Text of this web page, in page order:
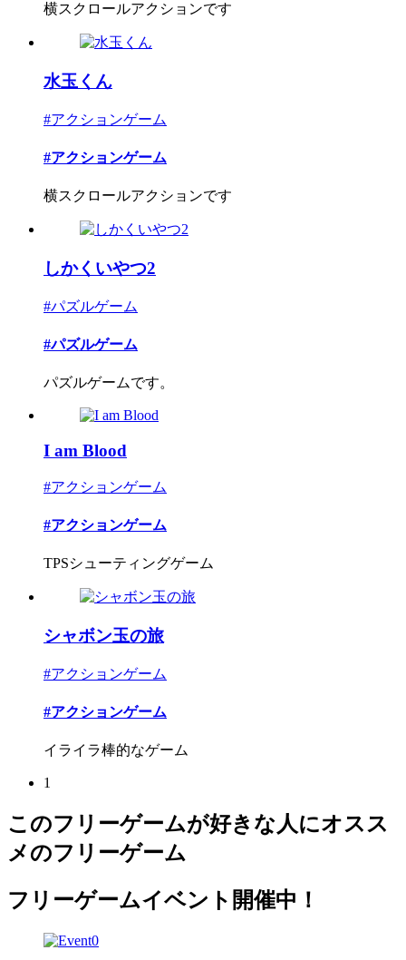
横スクロールアクションです
水玉くん
#アクションゲーム
#アクションゲーム
横スクロールアクションです
しかくいやつ2
#パズルゲーム
#パズルゲーム
パズルゲームです。
I am Blood
#アクションゲーム
#アクションゲーム
TPSシューティングゲーム
シャボン玉の旅
#アクションゲーム
#アクションゲーム
イライラ棒的なゲーム
1
このフリーゲームが好きな人にオスス
メのフリーゲーム
フリーゲームイベント開催中！